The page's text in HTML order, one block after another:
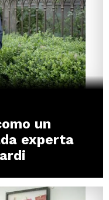
un
experta